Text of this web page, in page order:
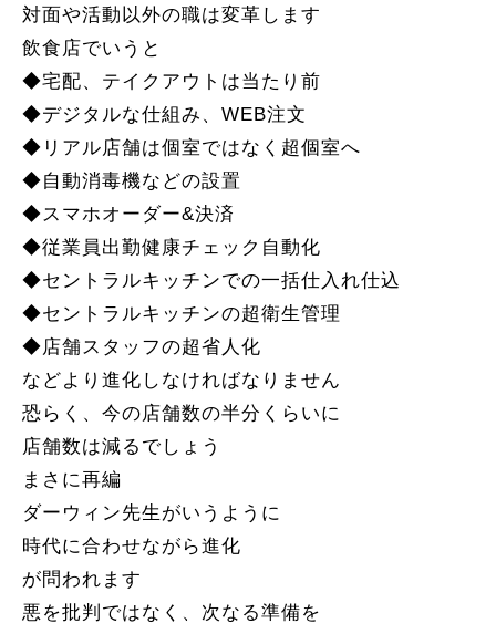
対面や活動以外の職は変革します
飲食店でいうと
◆宅配、テイクアウトは当たり前
◆デジタルな仕組み、WEB注文
◆リアル店舗は個室ではなく超個室へ
◆自動消毒機などの設置
◆スマホオーダー&決済
◆従業員出勤健康チェック自動化
◆セントラルキッチンでの一括仕入れ仕込
◆セントラルキッチンの超衛生管理
◆店舗スタッフの超省人化
などより進化しなければなりません
恐らく、今の店舗数の半分くらいに
店舗数は減るでしょう
まさに再編
ダーウィン先生がいうように
時代に合わせながら進化
が問われます
悪を批判ではなく、次なる準備を